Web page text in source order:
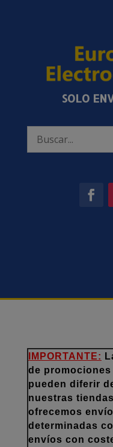
SOLO
IMPORTANTE:
de
pueden diferir
nuestras
ofrecemos
determinadas
envíos con